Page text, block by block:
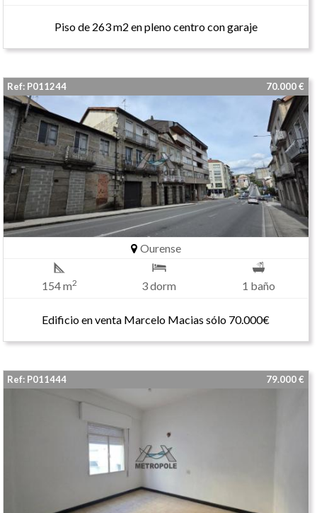
Piso de 263 m2 en pleno centro con garaje
Ref: P011244 70.000 €
Ourense
154 m2 3 dorm 1 baño
Edificio en venta Marcelo Macias sólo 70.000€
Ref: P011444 79.000 €